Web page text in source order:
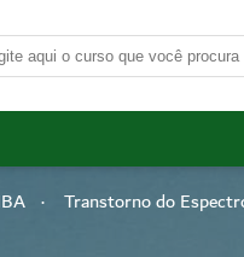
Transtorno do